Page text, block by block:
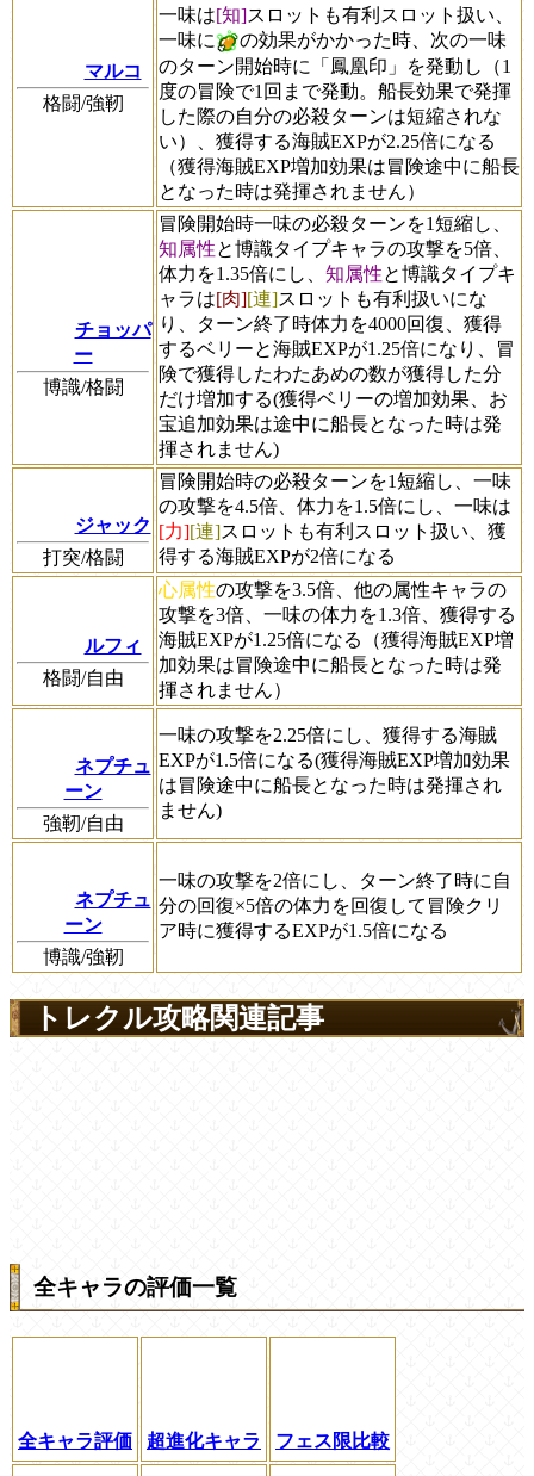
マルコ
格闘/強靭
一味は[知]スロットも有利スロット扱い、
一味に
の効果がかかった時、次の一味
のターン開始時に「鳳凰印」を発動し（1
度の冒険で1回まで発動。船長効果で発揮
した際の自分の必殺ターンは短縮されな
い）、獲得する海賊EXPが2.25倍になる
（獲得海賊EXP増加効果は冒険途中に船長
となった時は発揮されません）
チョッパ
ー
博識/格闘
冒険開始時一味の必殺ターンを1短縮し、
知属性と博識タイプキャラの攻撃を5倍、
体力を1.35倍にし、 知属性と博識タイプキ
ャラは[肉][連]スロットも有利扱いにな
り、ターン終了時体力を4000回復、獲得
するベリーと海賊EXPが1.25倍になり、冒
険で獲得したわたあめの数が獲得した分
だけ増加する(獲得ベリーの増加効果、お
宝追加効果は途中に船長となった時は発
揮されません)
ジャック
打突/格闘
冒険開始時の必殺ターンを1短縮し、一味
の攻撃を4.5倍、体力を1.5倍にし、一味は
[力][連]スロットも有利スロット扱い、獲
得する海賊EXPが2倍になる
ルフィ
格闘/自由
心属性の攻撃を3.5倍、他の属性キャラの
攻撃を3倍、一味の体力を1.3倍、獲得する
海賊EXPが1.25倍になる（獲得海賊EXP増
加効果は冒険途中に船長となった時は発
揮されません）
ネプチュ
ーン
強靭/自由
一味の攻撃を2.25倍にし、獲得する海賊
EXPが1.5倍になる(獲得海賊EXP増加効果
は冒険途中に船長となった時は発揮され
ません)
ネプチュ
ーン
博識/強靭
一味の攻撃を2倍にし、ターン終了時に自
分の回復×5倍の体力を回復して冒険クリ
ア時に獲得するEXPが1.5倍になる
トレクル攻略関連記事
全キャラの評価一覧
全キャラ評価 超進化キャラ フェス限比較